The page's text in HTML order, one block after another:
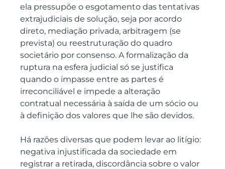
ela pressupõe o esgotamento das tentativas
extrajudiciais de solução, seja por acordo
direto, mediação privada, arbitragem (se
prevista) ou reestruturação do quadro
societário por consenso. A formalização da
ruptura na esfera judicial só se justifica
quando o impasse entre as partes é
irreconciliável e impede a alteração
contratual necessária à saída de um sócio ou
à definição dos valores que lhe são devidos.
Há razões diversas que podem levar ao litígio:
negativa injustificada da sociedade em
registrar a retirada, discordância sobre o valor